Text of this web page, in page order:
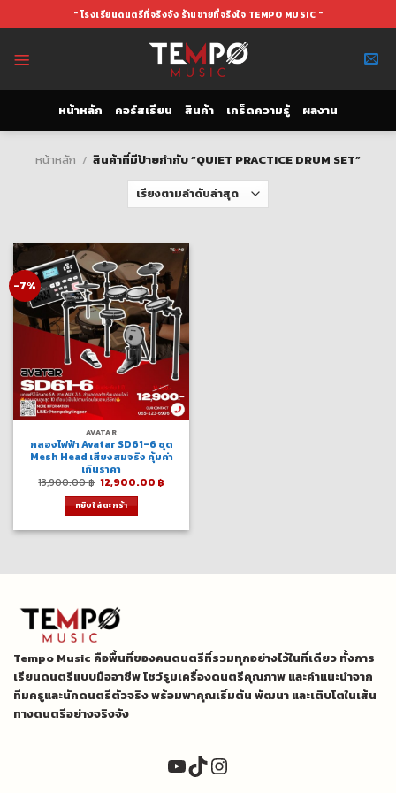
to
" โรงเรียนดนตรีที่จริงจัง ร้านขายที่จริงใจ TEMPO MUSIC "
หน้าหลัก คอร์สเรียน สินค้า เกร็ดความรู้ ผลงาน
หน้าหลัก / สินค้าที่มีป้ายกำกับ “QUIET PRACTICE DRUM SET”
-7%
AVATAR
กลองไฟฟ้า Avatar SD61-6 ชุด
Mesh Head เสียงสมจริง คุ้มค่า
เกินราคา
13,900.00฿ Original
price
was:
13,900.00 ฿.
12,900.00 ฿Current
หยิบใส่ตะกร้า
Tempo Music คือพื้นที่ของคนดนตรีที่รวมทุกอย่างไว้ในที่เดียว ทั้งการ
เรียนดนตรีแบบมืออาชีพ โชว์รูมเครื่องดนตรีคุณภาพ และคำแนะนำจาก
ทีมครูและนักดนตรีตัวจริง พร้อมพาคุณเริ่มต้น พัฒนา และเติบโตในเส้น
ทางดนตรีอย่างจริงจัง
YouTube
TikTok
Instagram